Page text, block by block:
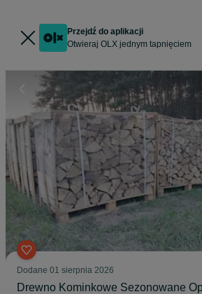
Przejdź do aplikacji
Otwieraj OLX jednym tapnięciem
Dodane 01 sierpnia 2026
Drewno Kominkowe Sezonowane